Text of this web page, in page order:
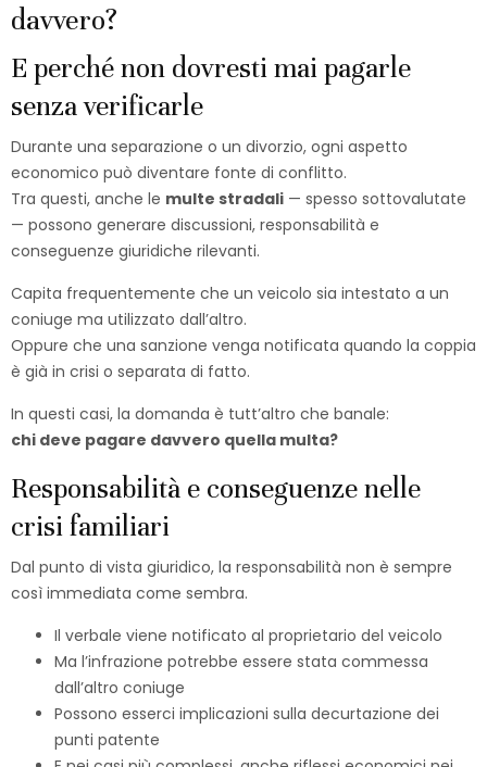
davvero?
E perché non dovresti mai pagarle
senza verificarle
Durante una separazione o un divorzio, ogni aspetto
economico può diventare fonte di conflitto.
Tra questi, anche le multe stradali — spesso sottovalutate
— possono generare discussioni, responsabilità e
conseguenze giuridiche rilevanti.
Capita frequentemente che un veicolo sia intestato a un
coniuge ma utilizzato dall’altro.
Oppure che una sanzione venga notificata quando la coppia
è già in crisi o separata di fatto.
In questi casi, la domanda è tutt’altro che banale:
chi deve pagare davvero quella multa?
Responsabilità e conseguenze nelle
crisi familiari
Dal punto di vista giuridico, la responsabilità non è sempre
così immediata come sembra.
Il verbale viene notificato al proprietario del veicolo
Ma l’infrazione potrebbe essere stata commessa
dall’altro coniuge
Possono esserci implicazioni sulla decurtazione dei
punti patente